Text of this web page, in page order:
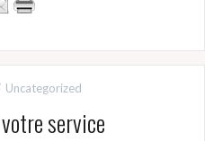
Uncategorized
votre service